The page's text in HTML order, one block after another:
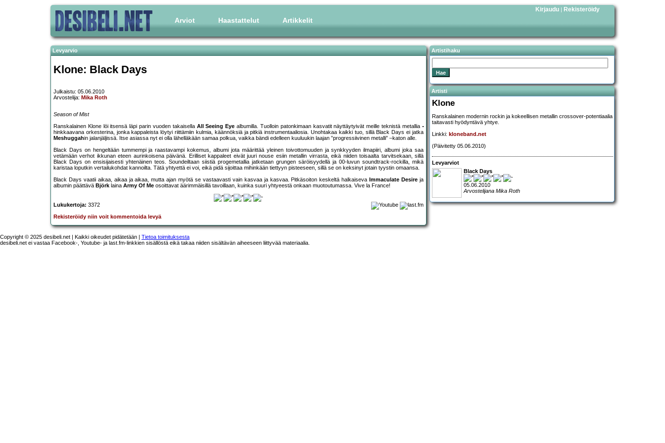
Arviot Haastattelut Artikkelit
Kirjaudu | Rekisteröidy
Levyarvio
Klone: Black Days
Julkaistu: 05.06.2010
Arvostelija: Mika Roth
Season of Mist
Ranskalainen Klone löi itsensä läpi parin vuoden takaisella All Seeing Eye albumilla. Tuolloin patonkimaan kasvatit näyttäytyivät meille teknistä metallia
hinkkaavana orkesterina, jonka kappaleista löytyi riittämiin kulmia, käännöksiä ja pitkiä instrumentaaliosia. Unohtakaa kaikki tuo, sillä Black Days ei jatka
Meshuggahin jalanjäljissä. Itse asiassa nyt ei olla lähelläkään samaa polkua, vaikka bändi edelleen kuuluukin laajan ”progressiivinen metalli” –katon alle.
Black Days on hengeltään tummempi ja raastavampi kokemus, albumi jota määrittää yleinen toivottomuuden ja synkkyyden ilmapiiri, albumi joka saa
vetämään verhot ikkunan eteen aurinkoisena päivänä. Erilliset kappaleet eivät juuri nouse esiin metallin virrasta, eikä niiden toisaalta tarvitsekaan, sillä
Black Days on ensisijaisesti yhtenäinen teos. Soundeiltaan siistiä progemetallia jatketaan grungen säröisyydellä ja 00-luvun soundtrack-rockilla, mikä
karistaa loputkin vertailukohdat kannoilta. Tätä yhtyettä ei voi, eikä pidä sijoittaa mihinkään tiettyyn pisteeseen, sillä se on keksinyt jotain tyystin omaansa.
Black Days vaatii aikaa, aikaa ja aikaa, mutta ajan myötä se vastaavasti vain kasvaa ja kasvaa. Pitkäsoiton keskeltä halkaiseva Immaculate Desire ja
albumin päättävä Björk laina Army Of Me osoittavat äärimmäisillä tavoillaan, kuinka suuri yhtyeestä onkaan muotoutumassa. Vive la France!
Lukukertoja: 3372
Rekisteröidy niin voit kommentoida levyä
Artistihaku
Artisti
Klone
Ranskalainen modernin rockin ja kokeellisen metallin crossover-potentiaalia
taitavasti hyödyntävä yhtye.
Linkki: kloneband.net
(Päivitetty 05.06.2010)
Levyarviot
Black Days
05.06.2010
Arvostelijana Mika Roth
Copyright © 2025 desibeli.net | Kaikki oikeudet pidätetään | Tietoa toimituksesta
desibeli.net ei vastaa Facebook-, Youtube- ja last.fm-linkkien sisällöstä eikä takaa niiden sisältävän aiheeseen liittyvää materiaalia.